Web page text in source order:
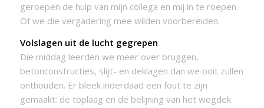
geroepen de hulp van mijn collega en mij in te roepen.
Of we die vergadering mee wilden voorbereiden.
Volslagen uit de lucht gegrepen
Die middag leerden we meer over bruggen,
betonconstructies, slijt- en deklagen dan we ooit zullen
onthouden. Er bleek inderdaad een fout te zijn
gemaakt: de toplaag en de belijning van het wegdek